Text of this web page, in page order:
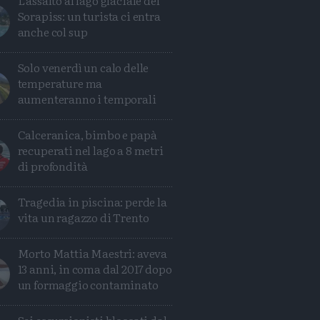
Sorapiss: un turista ci entra
anche col sup
Solo venerdì un calo delle
temperature ma
aumenteranno i temporali
Calceranica, bimbo e papà
recuperati nel lago a 8 metri
di profondità
Tragedia in piscina: perde la
vita un ragazzo di Trento
Morto Mattia Maestri: aveva
13 anni, in coma dal 2017 dopo
un formaggio contaminato